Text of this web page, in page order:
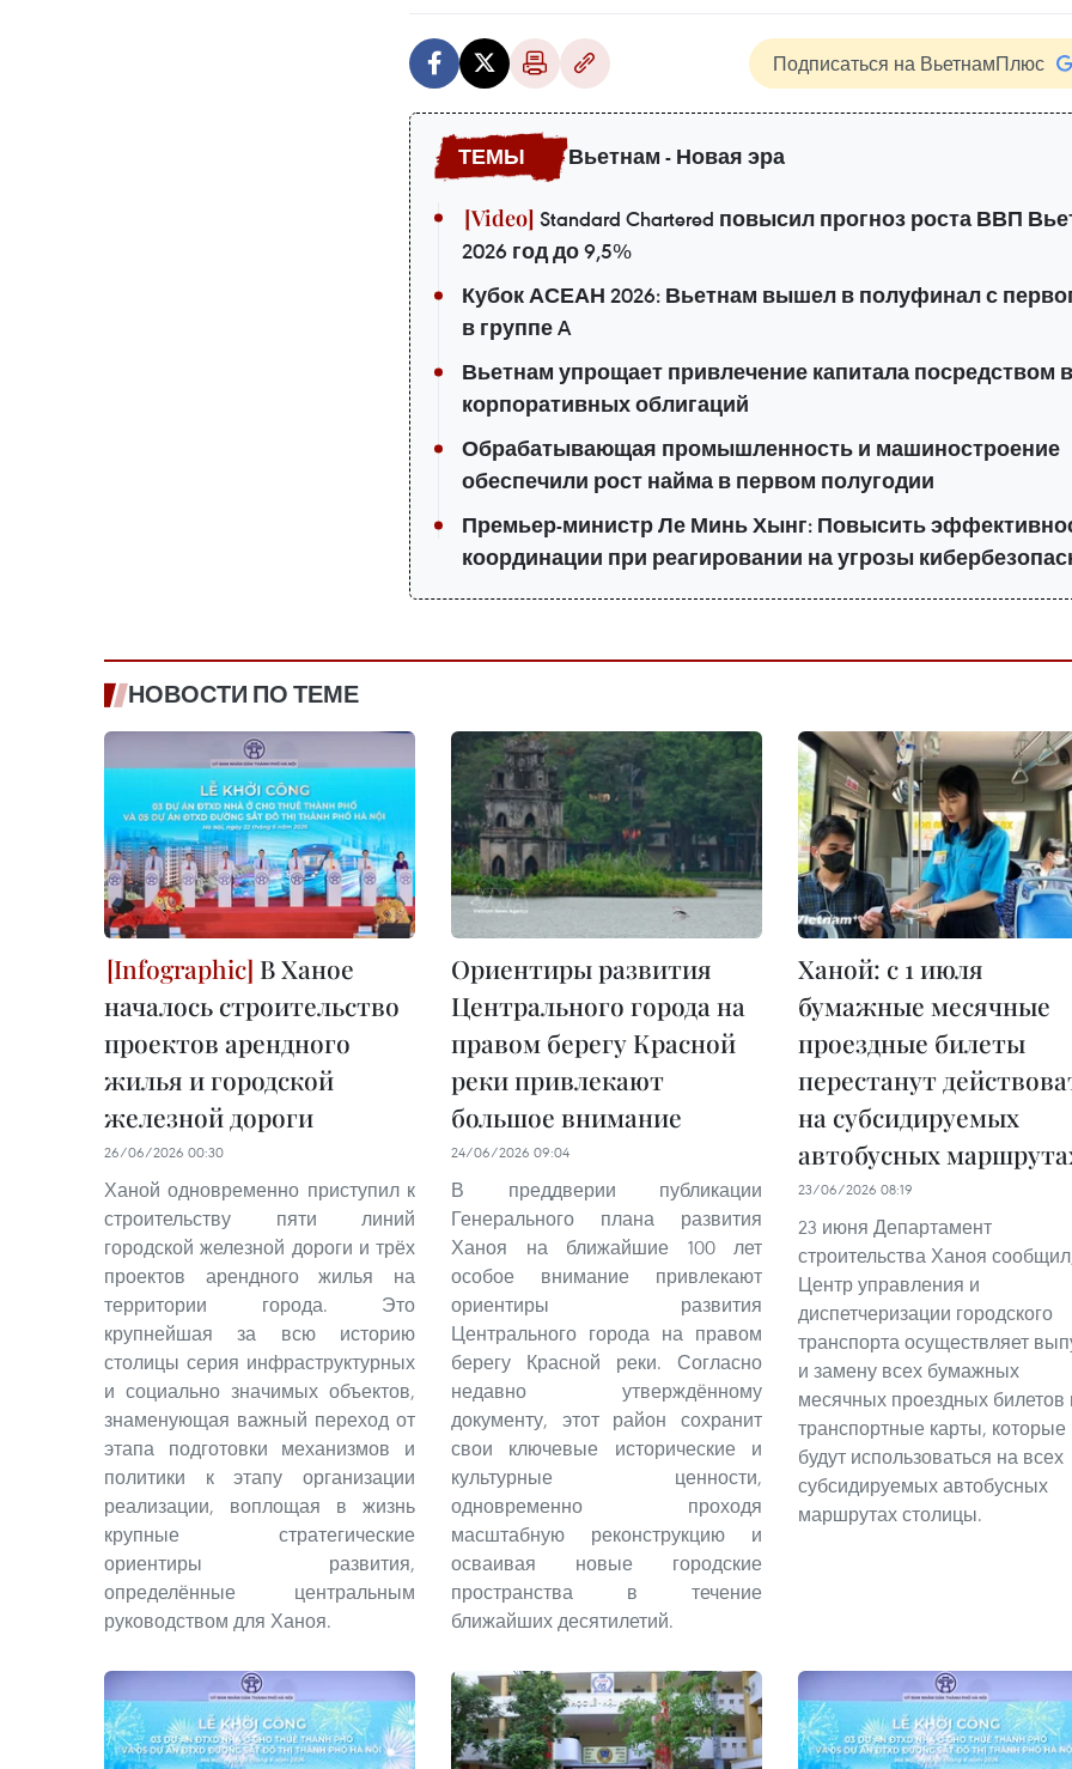
Подписаться на ВьетнамПлюс
Вьетнам - Новая эра
Standard Chartered повысил прогноз роста ВВП
2026 год до 9,5%
Кубок АСЕАН 2026: Вьетнам вышел в полуфинал с
в группе A
Вьетнам упрощает привлечение капитала посредством
корпоративных облигаций
Обрабатывающая промышленность и машиностроение
обеспечили рост найма в первом полугодии
Премьер-министр Ле Минь Хынг: Повысить
координации при реагировании на угрозы
НОВОСТИ ПО ТЕМЕ
В Ханое
началось строительство
проектов арендного
жилья и городской
железной дороги
26/06/2026 00:30
Ханой одновременно приступил к
строительству пяти линий
городской железной дороги и трёх
проектов арендного жилья на
территории города. Это
крупнейшая за всю историю
столицы серия инфраструктурных
и социально значимых объектов,
знаменующая важный переход от
этапа подготовки механизмов и
политики к этапу организации
реализации, воплощая в жизнь
крупные стратегические
ориентиры развития,
определённые центральным
руководством для Ханоя.
Ориентиры развития
Центрального города на
правом берегу Красной
реки привлекают
большое внимание
24/06/2026 09:04
В преддверии публикации
Генерального плана развития
Ханоя на ближайшие 100 лет
особое внимание привлекают
ориентиры развития
Центрального города на правом
берегу Красной реки. Согласно
недавно утверждённому
документу, этот район сохранит
свои ключевые исторические и
культурные ценности,
одновременно проходя
масштабную реконструкцию и
осваивая новые городские
пространства в течение
ближайших десятилетий.
Ханой: с 1 июля
бумажные месячные
проездные билеты
перестанут
на субсидируемых
автобусных
23/06/2026 08:19
23 июня Департамент
строительства Ханоя
Центр управления и
диспетчеризации городского
транспорта осуществляет
и замену всех бумажных
месячных проездных билетов
транспортные карты, которые
будут использоваться на всех
субсидируемых автобусных
маршрутах столицы.